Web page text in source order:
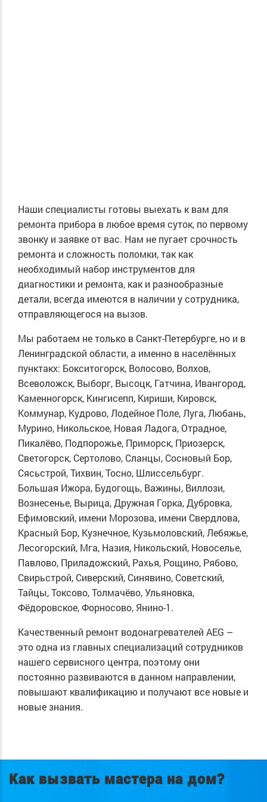
Наши специалисты готовы выехать к вам для
ремонта прибора в любое время суток, по первому
звонку и заявке от вас. Нам не пугает срочность
ремонта и сложность поломки, так как
необходимый набор инструментов для
диагностики и ремонта, как и разнообразные
детали, всегда имеются в наличии у сотрудника,
отправляющегося на вызов.
Мы работаем не только в Санкт-Петербурге, но и в
Ленинградской области, а именно в населённых
пунктакх: Бокситогорск, Волосово, Волхов,
Всеволожск, Выборг, Высоцк, Гатчина, Ивангород,
Каменногорск, Кингисепп, Кириши, Кировск,
Коммунар, Кудрово, Лодейное Поле, Луга, Любань,
Мурино, Никольское, Новая Ладога, Отрадное,
Пикалёво, Подпорожье, Приморск, Приозерск,
Светогорск, Сертолово, Сланцы, Сосновый Бор,
Сясьстрой, Тихвин, Тосно, Шлиссельбург.
Большая Ижора, Будогощь, Важины, Виллози,
Вознесенье, Вырица, Дружная Горка, Дубровка,
Ефимовский, имени Морозова, имени Свердлова,
Красный Бор, Кузнечное, Кузьмоловский, Лебяжье,
Лесогорский, Мга, Назия, Никольский, Новоселье,
Павлово, Приладожский, Рахья, Рощино, Рябово,
Свирьстрой, Сиверский, Синявино, Советский,
Тайцы, Токсово, Толмачёво, Ульяновка,
Фёдоровское, Форносово, Янино-1.
Качественный ремонт водонагревателей AEG –
это одна из главных специализаций сотрудников
нашего сервисного центра, поэтому они
постоянно развиваются в данном направлении,
повышают квалификацию и получают все новые и
новые знания.
Как вызвать мастера на дом?